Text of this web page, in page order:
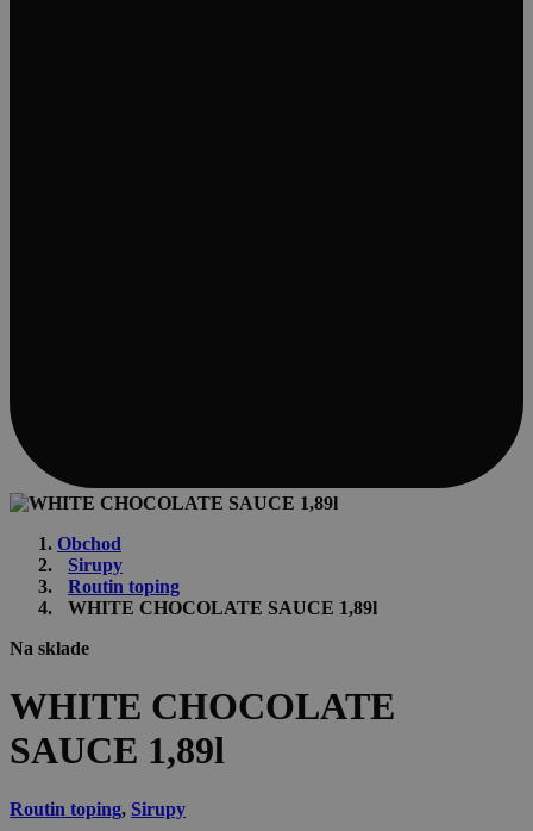
Obchod
Sirupy
Routin toping
WHITE CHOCOLATE SAUCE 1,89l
Na sklade
WHITE CHOCOLATE
SAUCE 1,89l
Routin toping, Sirupy